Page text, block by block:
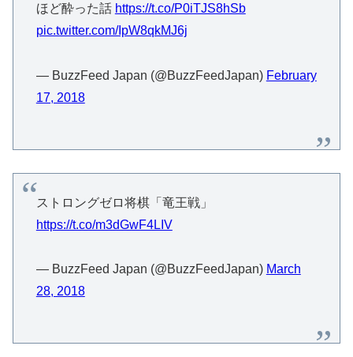
ほど酔った話 https://t.co/P0iTJS8hSb
pic.twitter.com/IpW8qkMJ6j
— BuzzFeed Japan (@BuzzFeedJapan) February
17, 2018
ストロングゼロ将棋「竜王戦」
https://t.co/m3dGwF4LIV
— BuzzFeed Japan (@BuzzFeedJapan) March
28, 2018